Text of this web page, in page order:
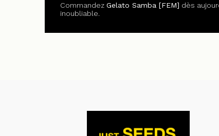
Commandez Gelato Samba [FEM] dès
inoubliable.